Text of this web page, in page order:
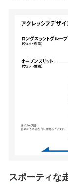
スポーティな